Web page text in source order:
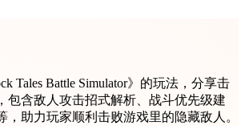
Tales Battle Simulator》的玩法，分享击
包含敌人攻击招式解析、战斗优先级建
，助力玩家顺利击败游戏里的隐藏敌人。